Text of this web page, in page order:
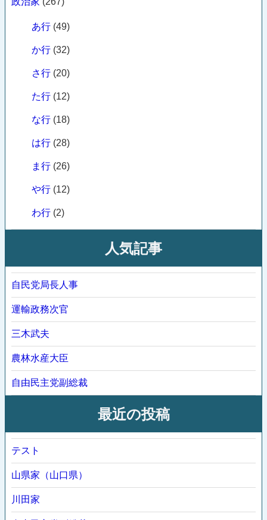
あ行 (49)
か行 (32)
さ行 (20)
た行 (12)
な行 (18)
は行 (28)
ま行 (26)
や行 (12)
わ行 (2)
人気記事
自民党局長人事
運輸政務次官
三木武夫
農林水産大臣
自由民主党副総裁
最近の投稿
テスト
山県家（山口県）
川田家